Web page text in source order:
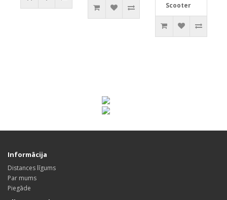
Scooter
Informācija
Distances līgums
Par mums
Piegāde